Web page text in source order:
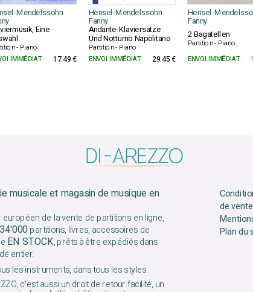
Mendelssohn Hensel-Mendelssohn
Fanny
Hensel-
Fanny
Eine
- Piano
Andante-Klaviersätze
Und Notturno Napolitano
Partition - Piano
2 Bagatellen
Partition - Piano
IMMÉDIAT 17.49 € ENVOI IMMÉDIAT 29.45 € ENVOI IMMÉDIAT
musicale et magasin de musique en
européen de la vente de partitions en ligne,
partitions, livres, accessoires de
EN STOCK, prêts à être expédiés dans
entier.
les instruments, dans tous les styles.
c'est aussi un droit de retour facilité, un
de vente
Plan du